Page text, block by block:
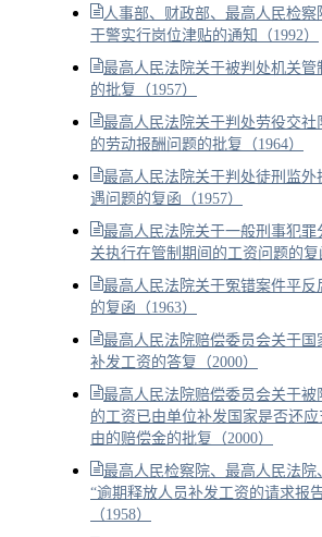
人事部、财政部、最高人民检
干警实行岗位津贴的通知（1992）
最高人民法院关于被判处机关管
的批复（1957）
最高人民法院关于判处劳役交社
的劳动报酬问题的批复（1964）
最高人民法院关于判处徒刑监外
遇问题的复函（1957）
最高人民法院关于一般刑事犯罪
关执行在管制期间的工资问题的复
最高人民法院关于冤错案件平反
的复函（1963）
最高人民法院赔偿委员会关于国
补发工资的答复（2000）
最高人民法院赔偿委员会关于被
的工资已由单位补发国家是否还
由的赔偿金的批复（2000）
最高人民检察院、最高人民法院
“逾期释放人员补发工资的请求报
（1958）